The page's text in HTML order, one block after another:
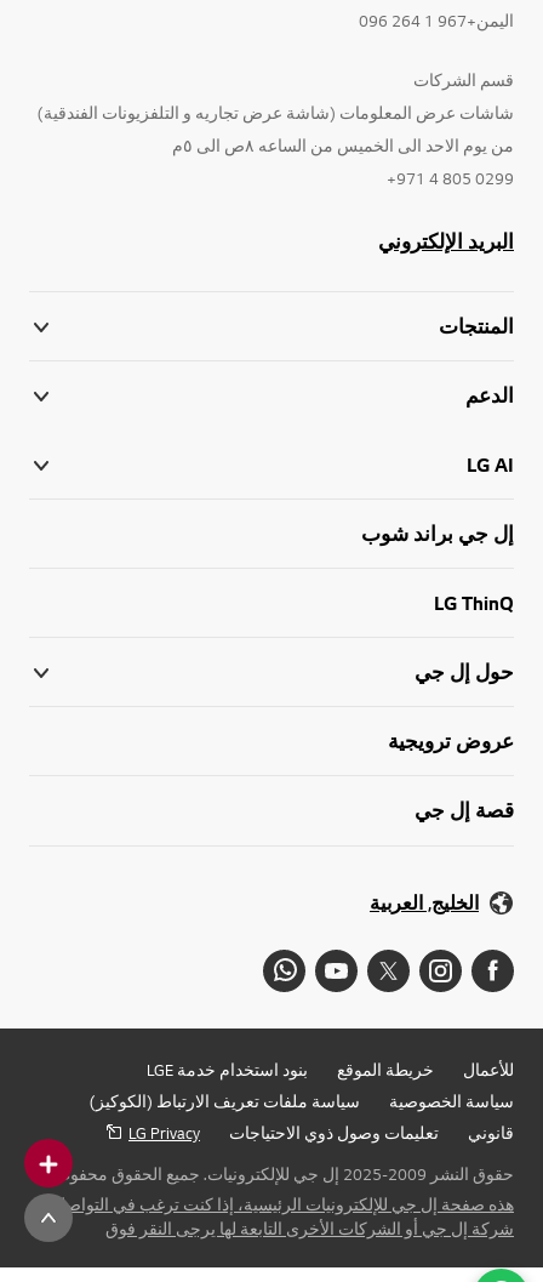
اليمن+967 1 264 096
قسم الشركات
شاشات عرض المعلومات (شاشة عرض تجاريه و التلفزيونات الفندقية)
من يوم الاحد الى الخميس من الساعه ٨ص الى ٥م
0299 805 4 971+
البريد الإلكتروني
المنتجات
الدعم
LG AI
إل جي براند شوب
LG ThinQ
حول إل جي
عروض ترويجية
قصة إل جي
الخليج, العربية
للأعمال خريطة الموقع
بنود استخدام خدمة LGE
سياسة الخصوصية
سياسة ملفات تعريف الارتباط (الكوكيز)
قانوني
تعليمات وصول ذوي الاحتياجات
LG Privacy
حقوق النشر 2009-2025 إل جي للإلكترونيات. جميع الحقوق محفوظة
هذه صفحة إل جي للإلكترونيات الرئيسية، إذا كنت ترغب في التواصل مع
شركة إل جي أو الشركات الأخرى التابعة لها يرجى النقر فوق